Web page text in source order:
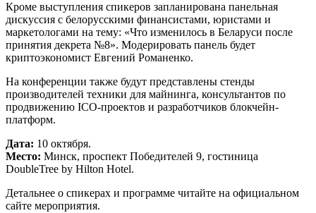
Кроме выступления спикеров запланирована панельная
дискуссия с белорусскими финансистами, юристами и
маркетологами на тему: «Что изменилось в Беларуси после
принятия декрета №8». Модерировать панель будет
криптоэкономист Евгений Романенко.
На конференции также будут представлены стенды
производителей техники для майнинга, консультантов по
продвижению ICO-проектов и разработчиков блокчейн-
платформ.
Дата: 10 октября.
Место: Минск, проспект Победителей 9, гостиница
DoubleTree by Hilton Hotel.
Детальнее о спикерах и программе читайте на официальном
сайте мероприятия.